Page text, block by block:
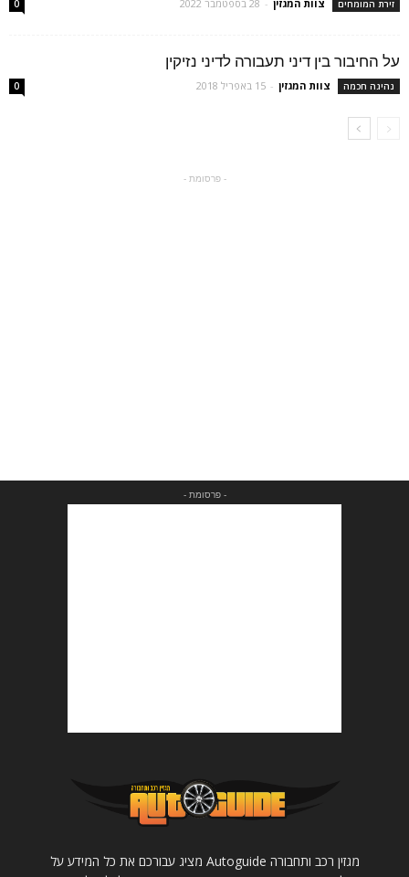
זירת המומחים צוות המגזין - 28 בספטמבר 2022 0
על החיבור בין דיני תעבורה לדיני נזיקין
נהיגה חכמה צוות המגזין - 15 באפריל 2018 0
- פרסומת -
- פרסומת -
מגזין רכב ותחבורה Autoguide מציג עבורכם את כל המידע על